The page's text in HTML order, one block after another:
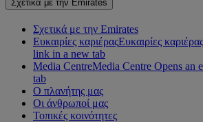
Σχετικά με την Emirates
Σχετικά με την Emirates
Ευκαιρίες καριέραςΕυκαιρίες
link in a new tab
Media CentreMedia Centre Opens an
tab
Ο πλανήτης μας
Οι άνθρωποί μας
Τοπικές κοινότητες